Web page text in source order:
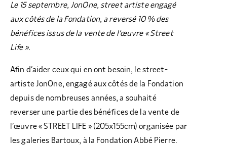
Le 15 septembre, JonOne, street artiste engagé
aux côtés de la Fondation, a reversé 10 % des
bénéfices issus de la vente de l’œuvre « Street
Life ».
Afin d’aider ceux qui en ont besoin, le street-
artiste JonOne, engagé aux côtés de la Fondation
depuis de nombreuses années, a souhaité
reverser une partie des bénéfices de la vente de
l’œuvre « STREET LIFE » (205x155cm) organisée par
les galeries Bartoux, à la Fondation Abbé Pierre.